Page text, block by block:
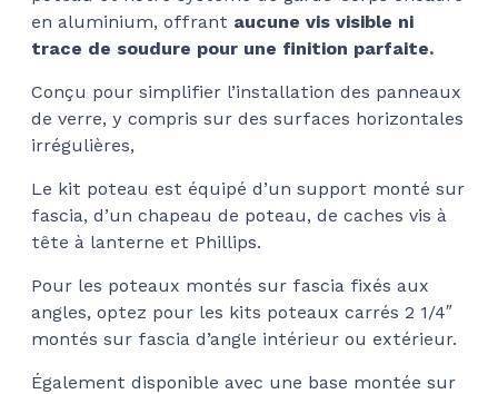
en aluminium, offrant aucune vis visible ni
trace de soudure pour une finition parfaite.
Conçu pour simplifier l’installation des panneaux
de verre, y compris sur des surfaces horizontales
irrégulières,
Le kit poteau est équipé d’un support monté sur
fascia, d’un chapeau de poteau, de caches vis à
tête à lanterne et Phillips.
Pour les poteaux montés sur fascia fixés aux
angles, optez pour les kits poteaux carrés 2 1/4″
montés sur fascia d’angle intérieur ou extérieur.
Également disponible avec une base montée sur